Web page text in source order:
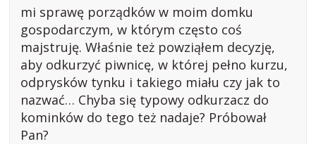
mi sprawę porządków w moim domku
gospodarczym, w którym często coś
majstruję. Właśnie też powziąłem decyzję,
aby odkurzyć piwnicę, w której pełno kurzu,
odprysków tynku i takiego miału czy jak to
nazwać… Chyba się typowy odkurzacz do
kominków do tego też nadaje? Próbował
Pan?